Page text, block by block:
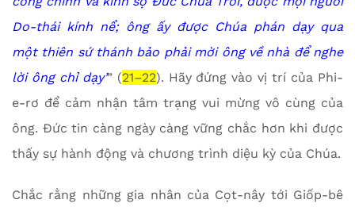
Do-thái kính nể; ông ấy được Chúa phán dạy qua
một thiên sứ thánh bảo phải mời ông về nhà để nghe
lời ông chỉ dạy’” (21–22). Hãy đứng vào vị trí của Phi-
e-rơ để cảm nhận tâm trạng vui mừng vô cùng của
ông. Đức tin càng ngày càng vững chắc hơn khi được
thấy sự hành động và chương trình diệu kỳ của Chúa.
Chắc rằng những gia nhân của Cọt-nây tới Giốp-bê